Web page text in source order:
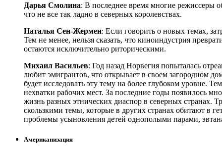
Дарья Смолина: В последнее время многие режиссеры
что не все так ладно в северных королевствах.
Наталья Сен-Жермен: Если говорить о новых темах,
Тем не менее, нельзя сказать, что киноиндустрия
остаются исключительно риторическими.
Михаил Васильев: Год назад Норвегия попыталась
любит эмигрантов, что открывает в своем загородном
будет исследовать эту тему на более глубоком уровне.
нехватки рабочих мест. За последние годы появилось
жизнь разных этнических диаспор в северных странах.
скользкими темы, которые в других странах обитают в
проблемы усыновления детей однополыми парами,
Американизация